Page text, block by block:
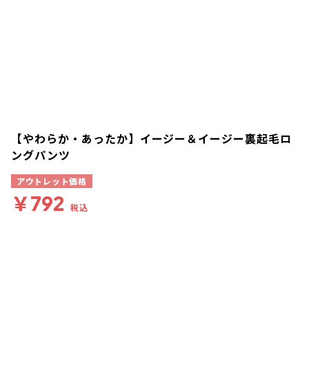
【やわらか・あったか】イージー＆イージー裏起毛ロ
ングパンツ
アウトレット価格
￥792 税込